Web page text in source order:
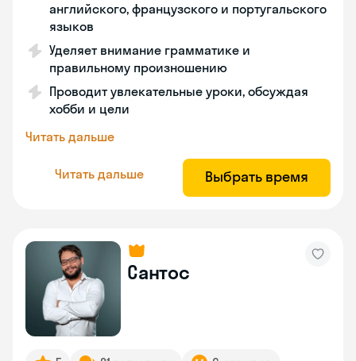
английского, французского и португальского
языков
Уделяет внимание грамматике и
правильному произношению
Проводит увлекательные уроки, обсуждая
хобби и цели
Читать дальше
Читать дальше Выбрать время
Сантос